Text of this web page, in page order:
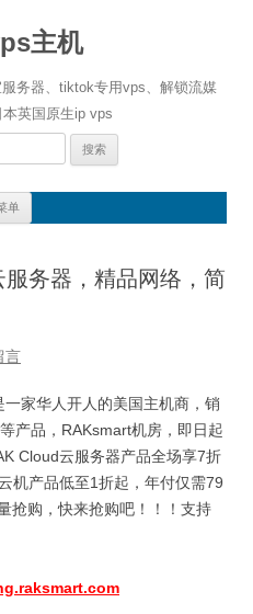
主机
务器、tiktok专用vps、解锁流媒
英国原生ip vps
单
务器，精品网络，简
言
家华人开人的美国主机商，销
产品，RAKsmart机房，即日起
Cloud云服务器产品全场享7折
机产品低至1折起，年付仅需79
抢购，快来抢购吧！！！支持